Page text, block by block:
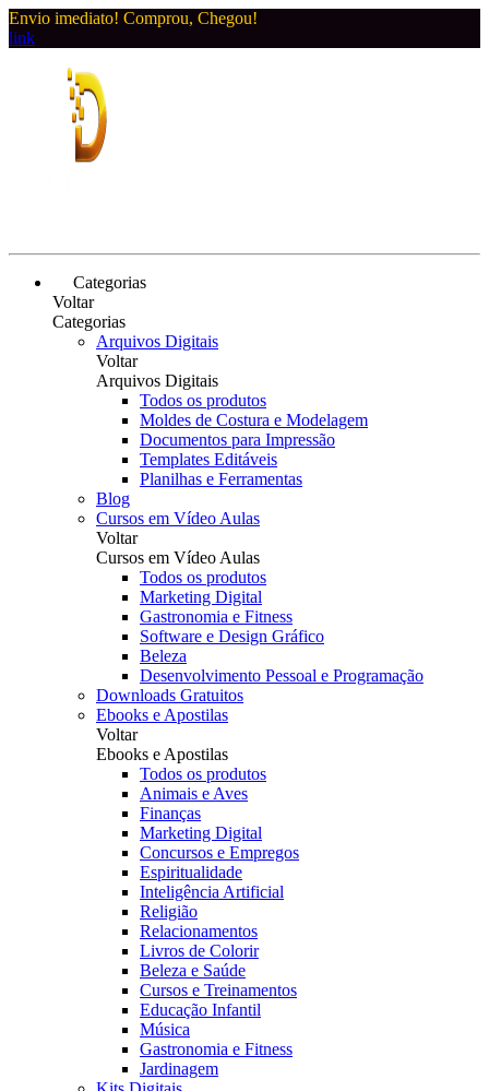
Envio imediato! Comprou, Chegou!
link
Categorias
Voltar
Categorias
Arquivos Digitais
Voltar
Arquivos Digitais
Todos os produtos
Moldes de Costura e Modelagem
Documentos para Impressão
Templates Editáveis
Planilhas e Ferramentas
Blog
Cursos em Vídeo Aulas
Voltar
Cursos em Vídeo Aulas
Todos os produtos
Marketing Digital
Gastronomia e Fitness
Software e Design Gráfico
Beleza
Desenvolvimento Pessoal e Programação
Downloads Gratuitos
Ebooks e Apostilas
Voltar
Ebooks e Apostilas
Todos os produtos
Animais e Aves
Finanças
Marketing Digital
Concursos e Empregos
Espiritualidade
Inteligência Artificial
Religião
Relacionamentos
Livros de Colorir
Beleza e Saúde
Cursos e Treinamentos
Educação Infantil
Música
Gastronomia e Fitness
Jardinagem